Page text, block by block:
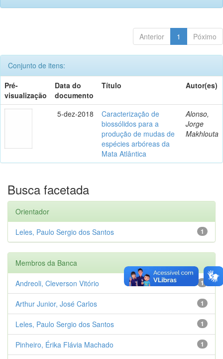
Anterior 1 Póximo
Conjunto de itens:
Pré-
visualização
Data do
documento
Título Autor(es)
5-dez-2018
Caracterização de
biossólidos para a
produção de mudas de
espécies arbóreas da
Mata Atlântica
Alonso,
Jorge
Makhlouta
Busca facetada
Orientador
1
Leles, Paulo Sergio dos Santos
Membros da Banca
1
Andreoli, Cleverson Vitório
1
Arthur Junior, José Carlos
1
Leles, Paulo Sergio dos Santos
1
Pinheiro, Érika Flávia Machado